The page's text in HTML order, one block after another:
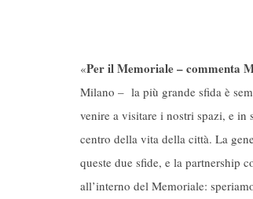
«Per il Memoriale – commenta
Milano – la più grande sfida è
venire a visitare i nostri spazi, e in
centro della vita della città. La
queste due sfide, e la partnership
all’interno del Memoriale: